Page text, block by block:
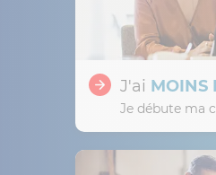
J'ai MOINS
Je débute ma